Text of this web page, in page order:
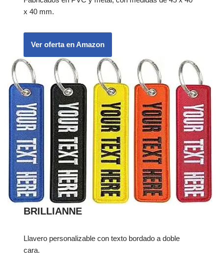
x 40 mm.
Ver oferta en Amazon
BRILLIANNE
Llavero personalizable con texto bordado a doble
cara.